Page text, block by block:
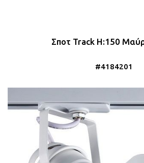
Σποτ Track Η:150
#4184201